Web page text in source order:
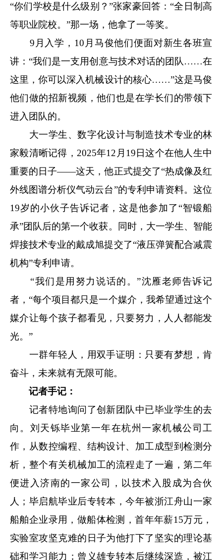
“你们学校是什么级别？”张家豪回答：“全日制高
等职业院校。”那一场，他拿了一等奖。
9 月入学， 10 月马俊他们便面对新生各班宣
讲：“我们是一支用创意与技术对话的团队……在
这里，你可以深入机械设计的核心……”这是马俊
他们做的招新视频，他们也是在学长们的带领下
进入团队的。
大一学生、数字化设计与制造技术专业的林
家毅清晰记得， 2025年12 月 19日这个在他人生中
重要的日子——这天，他正式提交了“热成像及红
外线图谱分析仪气动云台”的专利申请资料。这位
19岁的小伙子告诉记者，这是他参加了“智锻船
承”团队后的第一个收获。同时，大一学生、智能
焊接技术专业的戴成旭提交了“液压弹簧配合减震
机构”专利申请。
“我们是用努力说话的。”沈雁老师告诉记
者，“每个项目都只是一个媒介，我希望通过这个
媒介让每个孩子都看见，只要努力，人人都能发
光。”
一群年轻人，用双手证明：只要有梦想，肯
奋斗，未来就有无限可能。
记者手记：
记者特地询问了创新团队中已毕业学生的去
向。刘天铄毕业第一年在杭州一家机械公司工
作，从数控编程、结构设计、加工成型到检测分
析，整个有关机械加工的流程走了一遍，第二年
便进入济南的一家公司，以技术入股成为合伙
人；毕启航毕业后专转本，今年被浙江舟山一家
船舶企业录用，做船体检测，首年年薪15万元，
实验室攻坚克难的日子为他打下了坚实的理论基
础和学习能力；曾义雄专转本后继续深造，被江